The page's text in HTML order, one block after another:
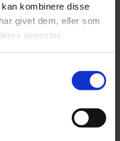
kombinere disse
givet dem, eller som
tjenester.
fundament, og
i processer og
og Science Based
overblik og
og dermed